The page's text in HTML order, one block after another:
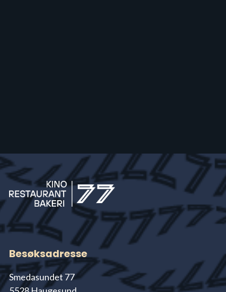
Besøksadresse
Smedasundet 77